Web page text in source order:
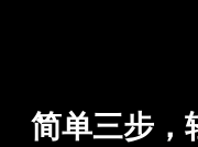
简单三步，